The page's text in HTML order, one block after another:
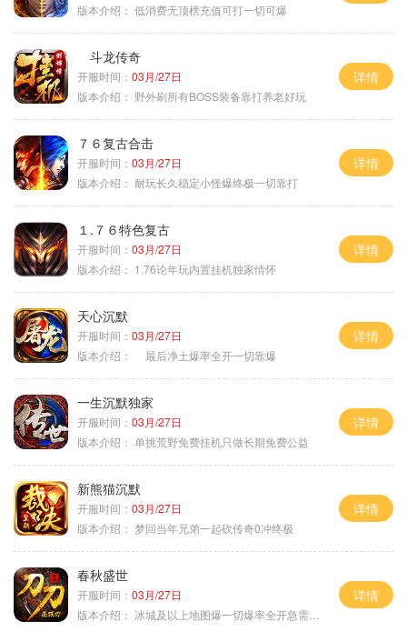
版本介绍： 低消费无顶榜充值可打一切可爆
斗龙传奇
开服时间： 03月/27日
版本介绍： 野外刷所有BOSS装备靠打养老好玩
详情
７６复古合击
开服时间： 03月/27日
版本介绍： 耐玩长久稳定小怪爆终极一切靠打
详情
１.７６特色复古
开服时间： 03月/27日
版本介绍： 1.76论年玩内置挂机独家情怀
详情
天心沉默
开服时间： 03月/27日
版本介绍：
最后净土爆率全开一切靠爆
详情
一生沉默独家
开服时间： 03月/27日
版本介绍： 单挑荒野免费挂机只做长期免费公益
详情
新熊猫沉默
开服时间： 03月/27日
版本介绍： 梦回当年兄弟一起砍传奇0冲终极
详情
春秋盛世
开服时间： 03月/27日
版本介绍： 冰城及以上地图爆一切爆率全开急需材料
详情